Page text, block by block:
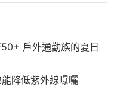
戶外通勤族的夏日
降低紫外線曝曬